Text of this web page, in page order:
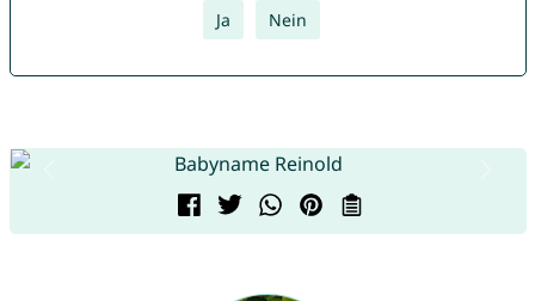
Ja Nein